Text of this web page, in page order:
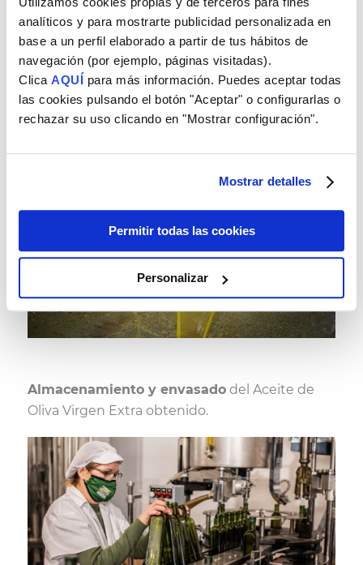
analíticos y para mostrarte publicidad personalizada en
base a un perfil elaborado a partir de tus hábitos de
navegación (por ejemplo, páginas visitadas).
Clica AQUÍ para más información. Puedes aceptar todas
las cookies pulsando el botón "Aceptar" o configurarlas o
rechazar su uso clicando en "Mostrar configuración".
Mostrar detalles
Permitir todas las cookies
Personalizar
Extraccióndel zumo de la aceituna. Este
centrifugación rápida.
Almacenamiento y envasadodel Aceite de
Oliva Virgen Extra obtenido.